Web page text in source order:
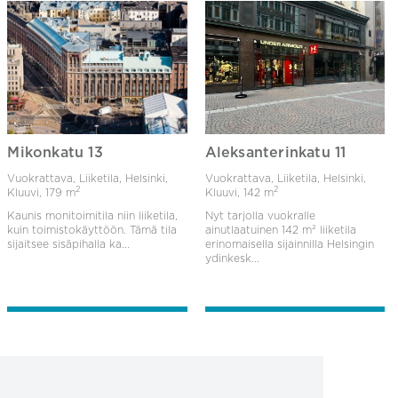
Mikonkatu 13
Vuokrattava, Liiketila, Helsinki,
Kluuvi,179 m2
Kaunis monitoimitila niin liiketila,
kuin toimistokäyttöön. Tämä tila
sijaitsee sisäpihalla ka...
Aleksanterinkatu 11
Vuokrattava, Liiketila, Helsinki,
Kluuvi, 142 m2
Nyt tarjolla vuokralle
ainutlaatuinen 142 m² liiketila
erinomaisella sijainnilla Helsingin
ydinkesk...